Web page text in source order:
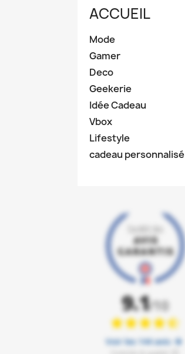
ACCUEIL
Mode
Gamer
Deco
Geekerie
Idée Cadeau
Vbox
Lifestyle
cadeau personnalisé